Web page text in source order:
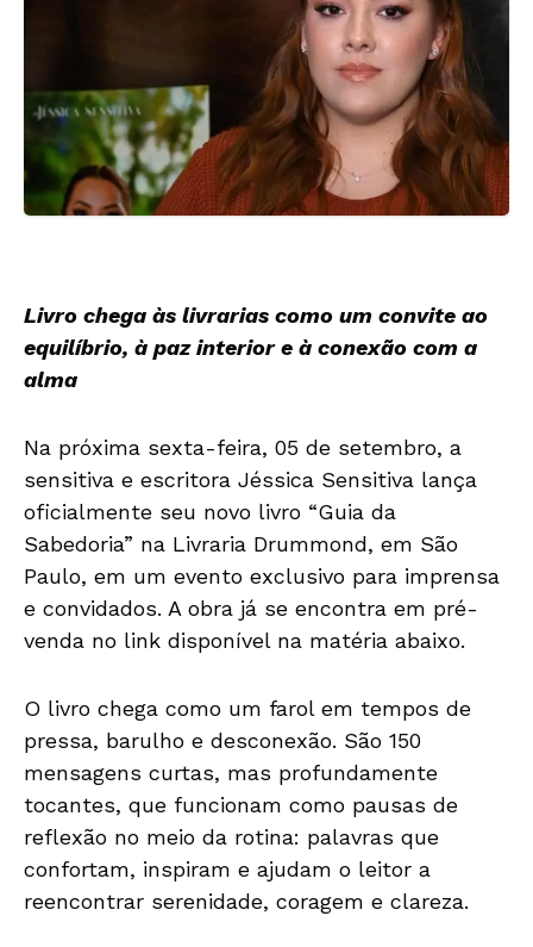
Livro chega às livrarias como um convite ao
equilíbrio, à paz interior e à conexão com a
alma
Na próxima sexta-feira, 05 de setembro, a
sensitiva e escritora Jéssica Sensitiva lança
oficialmente seu novo livro “Guia da
Sabedoria” na Livraria Drummond, em São
Paulo, em um evento exclusivo para imprensa
e convidados. A obra já se encontra em pré-
venda no link disponível na matéria abaixo.
O livro chega como um farol em tempos de
pressa, barulho e desconexão. São 150
mensagens curtas, mas profundamente
tocantes, que funcionam como pausas de
reflexão no meio da rotina: palavras que
confortam, inspiram e ajudam o leitor a
reencontrar serenidade, coragem e clareza.